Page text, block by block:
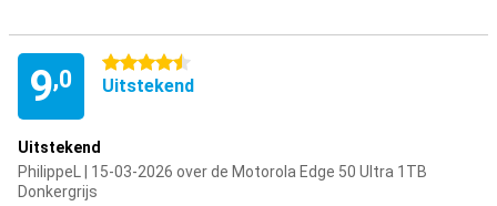
9,0
4.5 sterren
Uitstekend
Uitstekend
PhilippeL | 15-03-2026 over de Motorola Edge 50 Ultra 1TB
Donkergrijs